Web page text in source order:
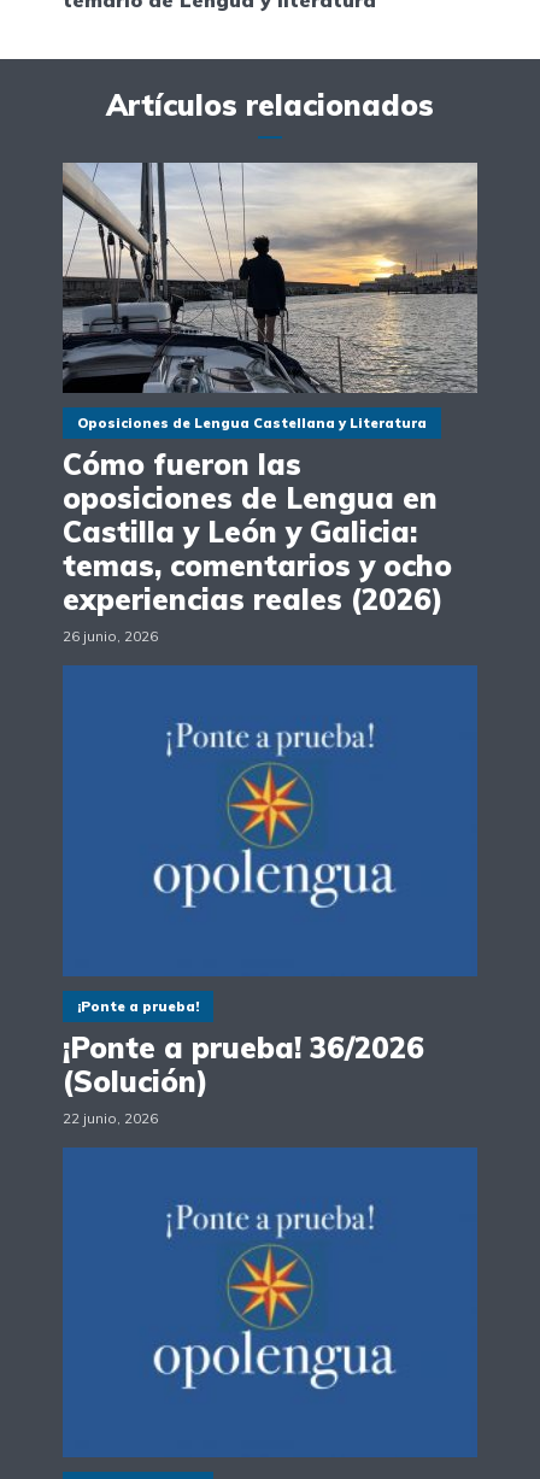
Artículos relacionados
Oposiciones de Lengua Castellana y Literatura
Cómo fueron las
oposiciones de Lengua en
Castilla y León y Galicia:
temas, comentarios y ocho
experiencias reales (2026)
26 junio, 2026
¡Ponte a prueba!
¡Ponte a prueba! 36/2026
(Solución)
22 junio, 2026